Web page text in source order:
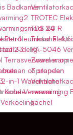
33
Koude
Badkamer
X4
Petroleumkachel 4,6
delig
Terrasverwarmer op
butaan of propaan
2-in-1 Wandkachel
Verwarming
TROTEC
TDS 20 R
Tristar
KA-5046
Zowel
3 standen
verwarming
kachel